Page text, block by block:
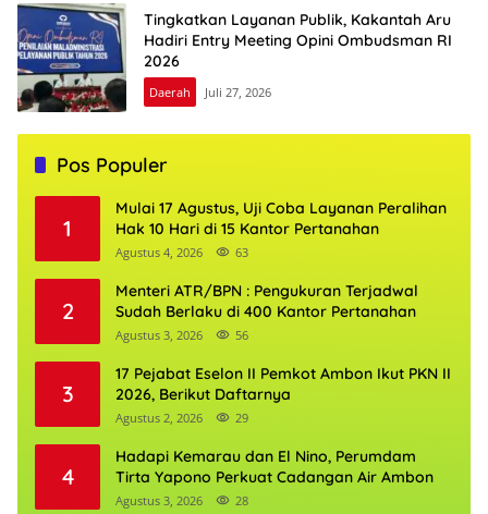
Tingkatkan Layanan Publik, Kakantah Aru
Hadiri Entry Meeting Opini Ombudsman RI
2026
Daerah Juli 27, 2026
Pos Populer
1
Mulai 17 Agustus, Uji Coba Layanan Peralihan
Hak 10 Hari di 15 Kantor Pertanahan
Agustus 4, 2026 63
2
Menteri ATR/BPN : Pengukuran Terjadwal
Sudah Berlaku di 400 Kantor Pertanahan
Agustus 3, 2026 56
3
17 Pejabat Eselon II Pemkot Ambon Ikut PKN II
2026, Berikut Daftarnya
Agustus 2, 2026 29
4
Hadapi Kemarau dan El Nino, Perumdam
Tirta Yapono Perkuat Cadangan Air Ambon
Agustus 3, 2026 28